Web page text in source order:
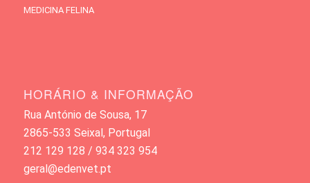
MEDICINA FELINA
HORÁRIO & INFORMAÇÃO
Rua António de Sousa, 17
2865-533 Seixal, Portugal
212 129 128 / 934 323 954
geral@edenvet.pt